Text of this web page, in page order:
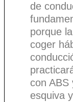
de
porque
coger
con ABS
esquiva